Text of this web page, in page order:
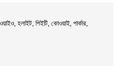
হলাইট, পিইটি, কোওয়াই, পার্কার,